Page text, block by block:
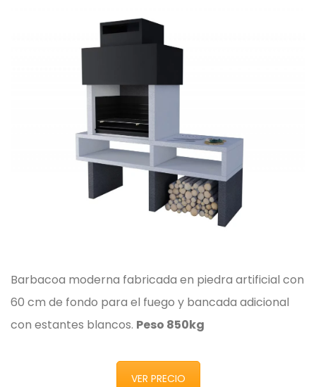
Barbacoa moderna fabricada en piedra artificial con
60 cm de fondo para el fuego y bancada adicional
con estantes blancos. Peso 850kg
VER PRECIO